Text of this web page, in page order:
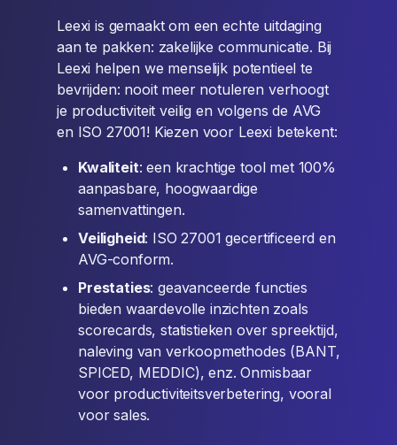
Leexi is gemaakt om een echte uitdaging
aan te pakken: zakelijke communicatie. Bij
Leexi helpen we menselijk potentieel te
bevrijden: nooit meer notuleren verhoogt
je productiviteit veilig en volgens de AVG
en ISO 27001! Kiezen voor Leexi betekent:
Kwaliteit: een krachtige tool met 100%
aanpasbare, hoogwaardige
samenvattingen.
Veiligheid: ISO 27001 gecertificeerd en
AVG-conform.
Prestaties: geavanceerde functies
bieden waardevolle inzichten zoals
scorecards, statistieken over spreektijd,
naleving van verkoopmethodes (BANT,
SPICED, MEDDIC), enz. Onmisbaar
voor productiviteitsverbetering, vooral
voor sales.